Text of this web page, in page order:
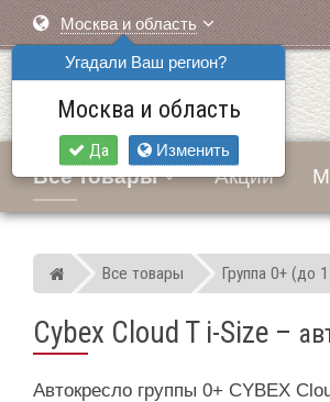
Москва и область
Угадали Ваш регион?
Москва и область
Да Изменить
Все товары Акции
Мир детских автокресел
Все товары Группа 0+ (до
Cybex Cloud T i-Size –
Автокресло группы 0+ CYBEX